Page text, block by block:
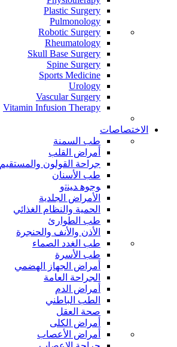
Plastic Surgery
Pulmonology
Robotic Surgery
Rheumatology
Skull Base Surgery
Spine Surgery
Sports Medicine
Urology
Vascular Surgery
Vitamin Infusion Therapy
الاختصاصات
طب السمنة
أمراض القلب
جراحة القولون والمستقيم
طب الأسنان
ﻮﺟﻮﻫ ﺪﻴﻨﺗﻭ
الأمراض الجلدية
الحمية والنظام الغذائي
طب الطوارئ
الأذن والأنف والحنجرة
طب الغدد الصماء
طب الأسرة
أمراض الجهاز الهضمي
الجراحة العامة
أمراض الدم
الطب الباطني
صحة العقل
أمراض الكلى
أمراض الأعصاب